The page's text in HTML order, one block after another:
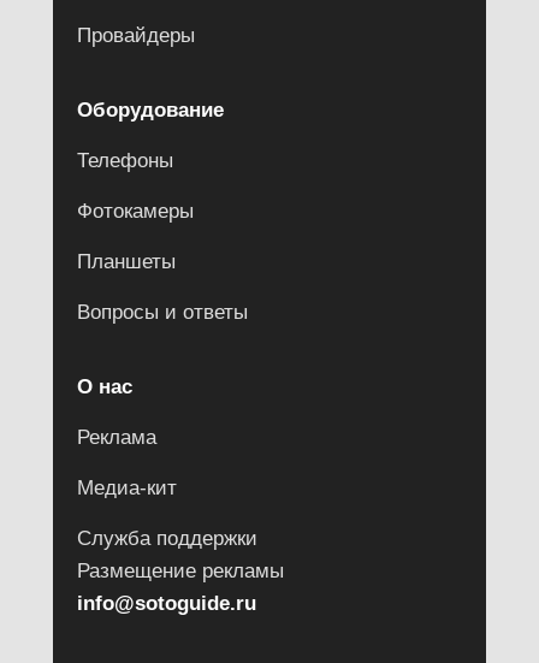
Провайдеры
Оборудование
Телефоны
Фотокамеры
Планшеты
Вопросы и ответы
О нас
Реклама
Медиа-кит
Служба поддержки
Размещение рекламы
info@sotoguide.ru